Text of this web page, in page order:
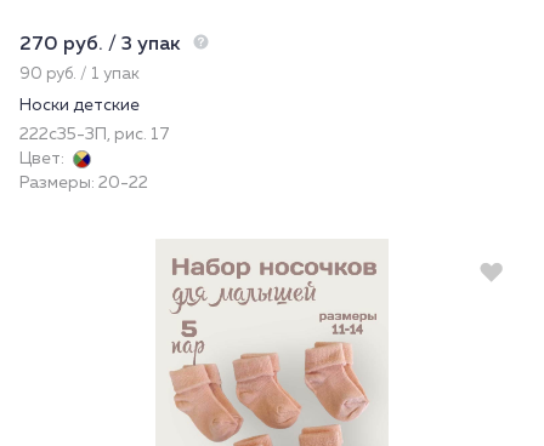
270 руб. / 3 упак
90 руб. / 1 упак
Носки детские
222с35-3П, рис. 17
Цвет:
Размеры: 20-22